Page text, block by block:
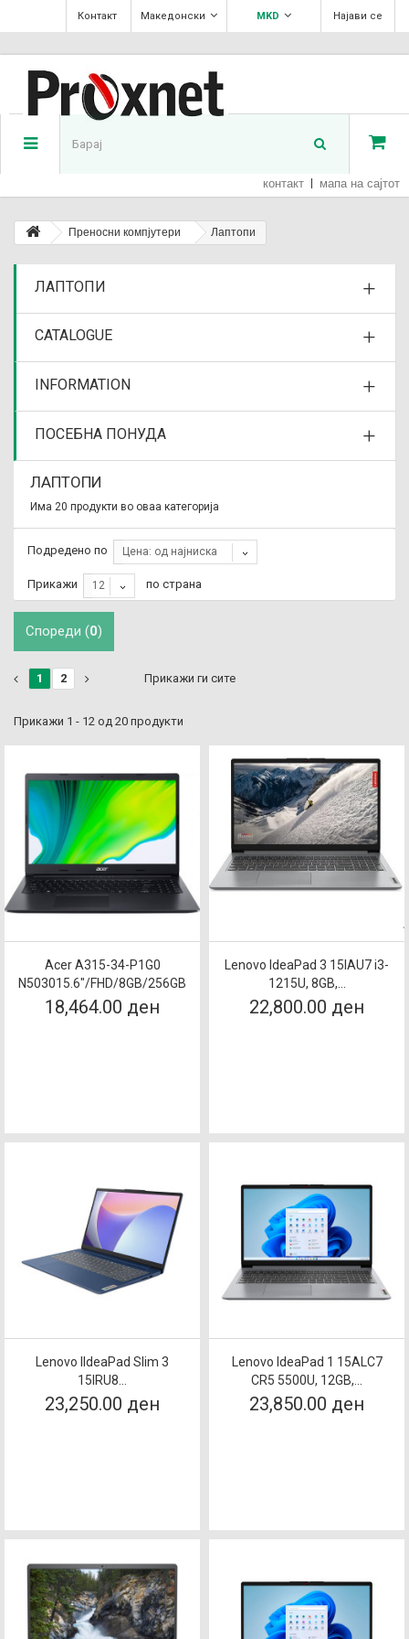
Најави се
MKD
Македонски
Контакт
контакт мапа на сајтот
Преносни компјутери Лаптопи
ЛАПТОПИ
CATALOGUE
INFORMATION
ПОСЕБНА ПОНУДА
ЛАПТОПИ
Има 20 продукти во оваа категорија
Подредено по Цена: од најниска
Прикажи 12 по страна
Спореди (0)
Прикажи ги сите
1 2
Прикажи 1 - 12 од 20 продукти
Acer A315-34-P1G0
N503015.6"/FHD/8GB/256GB
18,464.00 ден
Lenovo IdeaPad 3 15IAU7 i3-
1215U, 8GB,...
22,800.00 ден
Lenovo IIdeaPad Slim 3
15IRU8...
23,250.00 ден
Lenovo IdeaPad 1 15ALC7
CR5 5500U, 12GB,...
23,850.00 ден